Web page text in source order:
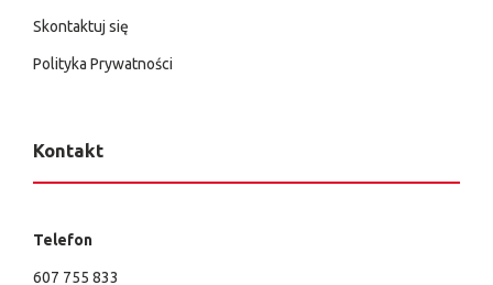
Skontaktuj się
Polityka Prywatności
Kontakt
Telefon
607 755 833